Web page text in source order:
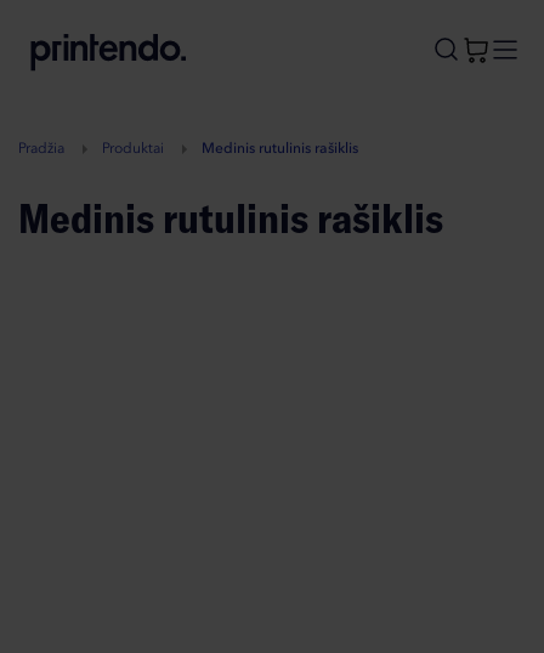
A
Pradžia Produktai Medinis rutulinis rašiklis
Medinis rutulinis rašiklis